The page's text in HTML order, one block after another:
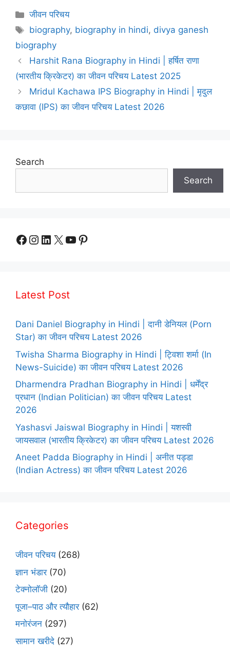
Categories
जीवन परिचय
Tags
biography, biography in hindi, divya ganesh
biography
Harshit Rana Biography in Hindi | हर्षित राणा
(भारतीय क्रिकेटर) का जीवन परिचय Latest 2025
Mridul Kachawa IPS Biography in Hindi | मृदुल
कछावा (IPS) का जीवन परिचय Latest 2026
Search
Search
Facebook
Instagram
LinkedIn
X YouTube
Pinterest
Latest Post
Dani Daniel Biography in Hindi | दानी डेनियल (Porn
Star) का जीवन परिचय Latest 2026
Twisha Sharma Biography in Hindi | ट्विशा शर्मा (In
News-Suicide) का जीवन परिचय Latest 2026
Dharmendra Pradhan Biography in Hindi | धर्मेंद्र
प्रधान (Indian Politician) का जीवन परिचय Latest
2026
Yashasvi Jaiswal Biography in Hindi | यशस्वी
जायसवाल (भारतीय क्रिकेटर) का जीवन परिचय Latest 2026
Aneet Padda Biography in Hindi | अनीत पड्डा
(Indian Actress) का जीवन परिचय Latest 2026
Categories
जीवन परिचय(268)
ज्ञान भंडार(70)
टेक्नोलॉजी (20)
पूजा–पाठ और त्यौहार(62)
मनोरंजन (297)
सामान खरीदे (27)